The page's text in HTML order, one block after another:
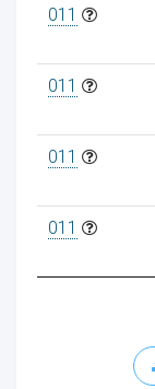
011
011
011
011